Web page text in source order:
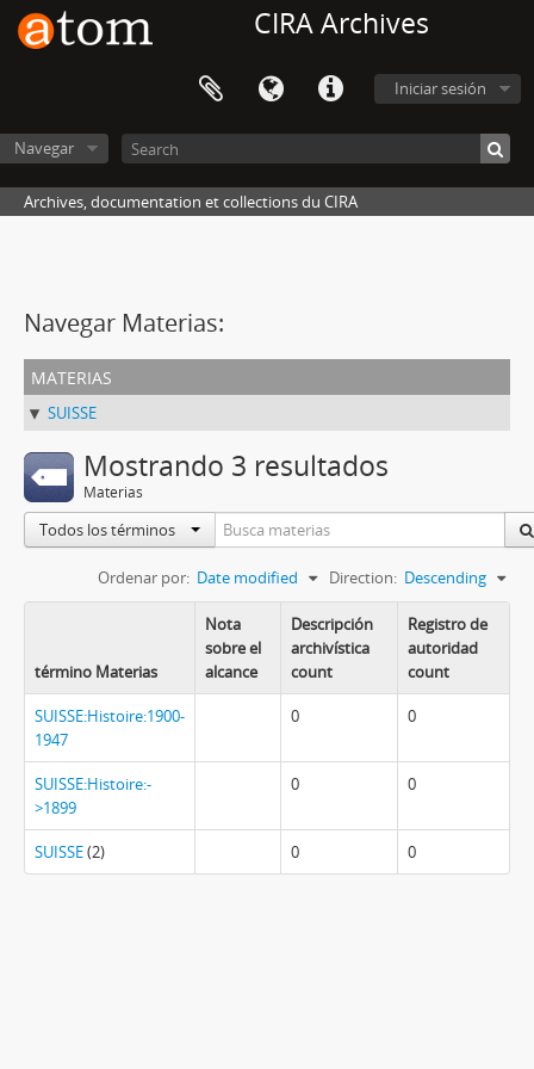
CIRA Archives
Iniciar sesión
Navegar
Archives, documentation et collections du CIRA
Navegar Materias:
materias
SUISSE
Mostrando 3 resultados
Materias
Todos los términos
Ordenar por: Date modified Direction: Descending
término Materias
Nota
sobre el
alcance
Descripción
archivística
count
Registro de
autoridad
count
SUISSE:Histoire:1900-
1947
0 0
SUISSE:Histoire:-
>1899
0 0
SUISSE(2) 0 0